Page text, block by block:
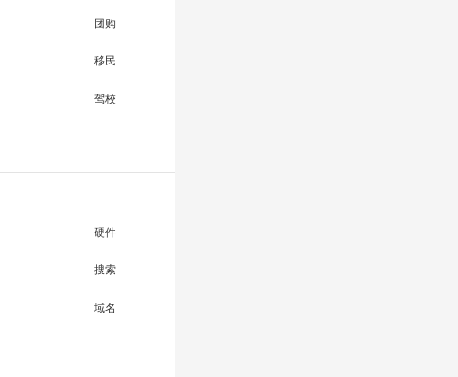
团购
移民
驾校
硬件
搜索
域名